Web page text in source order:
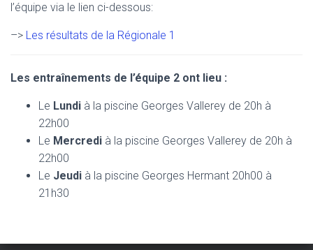
l’équipe via le lien ci-dessous:
–> Les résultats de la Régionale 1
Les entraînements de l’équipe 2 ont lieu :
Le Lundi à la piscine Georges Vallerey de 20h à
22h00
Le Mercredi à la piscine Georges Vallerey de 20h à
22h00
Le Jeudi à la piscine Georges Hermant 20h00 à
21h30